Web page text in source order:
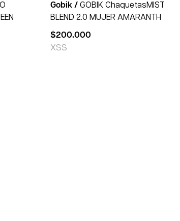
Gobik / GOBIK ChaquetasMIST
BLEND 2.0 MUJER AMARANTH
$200.000
XSS